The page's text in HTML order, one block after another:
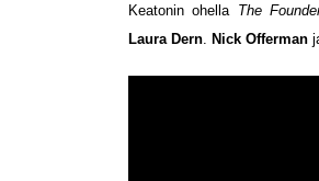
Keatonin ohella The
Laura Dern Nick Offerman